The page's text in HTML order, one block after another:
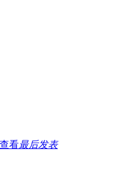
查看最后发表